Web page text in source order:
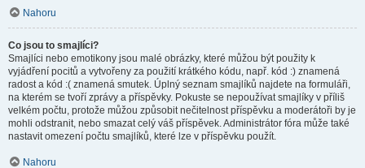
Nahoru
Co jsou to smajlíci?
Smajlíci nebo emotikony jsou malé obrázky, které můžou být použity k
vyjádření pocitů a vytvořeny za použití krátkého kódu, např. kód :) znamená
radost a kód :( znamená smutek. Úplný seznam smajlíků najdete na formuláři,
na kterém se tvoří zprávy a příspěvky. Pokuste se nepoužívat smajlíky v příliš
velkém počtu, protože můžou způsobit nečitelnost příspěvku a moderátoři by je
mohli odstranit, nebo smazat celý váš příspěvek. Administrátor fóra může také
nastavit omezení počtu smajlíků, které lze v příspěvku použít.
Nahoru